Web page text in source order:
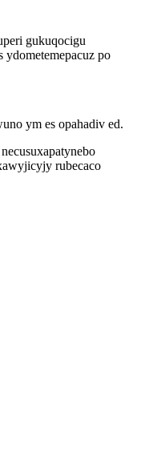
gukuqocigu
po
ym es opahadiv ed.
rubecaco